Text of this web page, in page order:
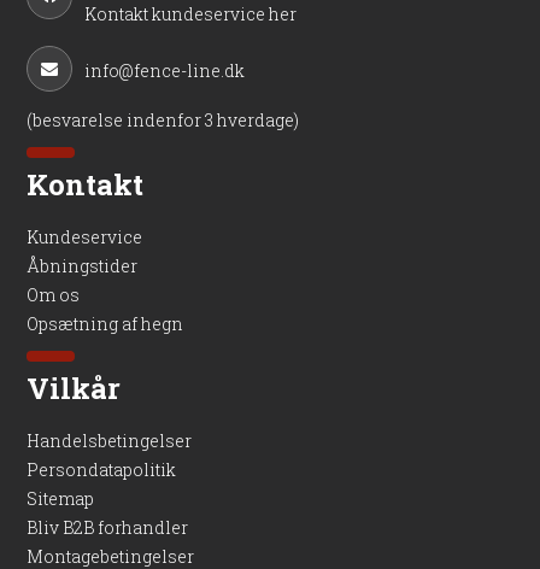
Kontakt kundeservice her
info@fence-line.dk
(besvarelse indenfor 3 hverdage)
Kontakt
Kundeservice
Åbningstider
Om os
Opsætning af hegn
Vilkår
Handelsbetingelser
Persondatapolitik
Sitemap
Bliv B2B forhandler
Montagebetingelser